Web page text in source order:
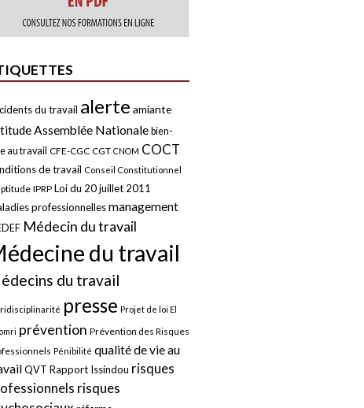
du travail alerte amiante
Assemblée Nationale bien-
au travail CFE-CGC CGT CNOM COCT
de travail Conseil Constitutionnel
IPRP Loi du 20 juillet 2011
professionnellesmanagement
Médecin du travail
du travail
du travail
presse Projet de loi El
prévention Prévention des Risques
Pénibilité qualité de vie au
QVT Rapport Issindou risques
risques